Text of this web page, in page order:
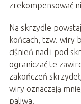
zrekompensować
Na skrzydle
końcach, tzw. wiry
ciśnień nad i pod
ograniczać te
zakończeń
wiry oznaczają
paliwa.